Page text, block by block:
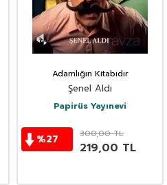
Adamlığın Kitabıdır
Şenel Aldı
Papirüs Yayınevi
%27 300,00TL
219,00 TL